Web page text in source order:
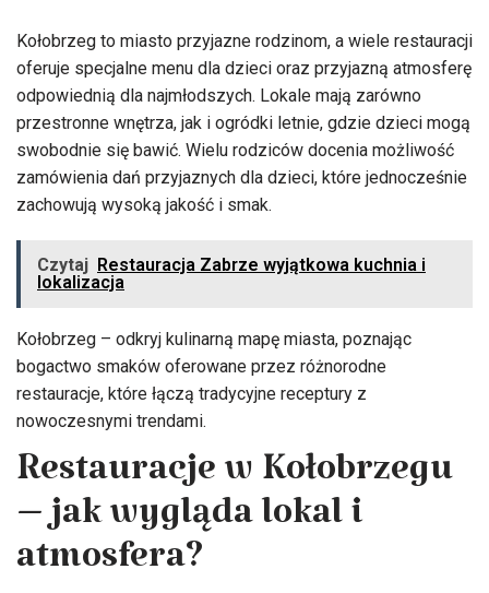
Kołobrzeg to miasto przyjazne rodzinom, a wiele restauracji
oferuje specjalne menu dla dzieci oraz przyjazną atmosferę
odpowiednią dla najmłodszych. Lokale mają zarówno
przestronne wnętrza, jak i ogródki letnie, gdzie dzieci mogą
swobodnie się bawić. Wielu rodziców docenia możliwość
zamówienia dań przyjaznych dla dzieci, które jednocześnie
zachowują wysoką jakość i smak.
Czytaj Restauracja Zabrze wyjątkowa kuchnia i
lokalizacja
Kołobrzeg – odkryj kulinarną mapę miasta, poznając
bogactwo smaków oferowane przez różnorodne
restauracje, które łączą tradycyjne receptury z
nowoczesnymi trendami.
Restauracje w Kołobrzegu
– jak wygląda lokal i
atmosfera?